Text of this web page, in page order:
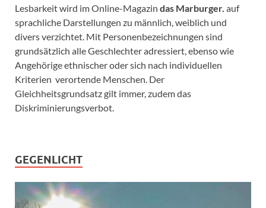
Lesbarkeit wird im Online-Magazin das Marburger. auf
sprachliche Darstellungen zu männlich, weiblich und
divers verzichtet. Mit Personenbezeichnungen sind
grundsätzlich alle Geschlechter adressiert, ebenso wie
Angehörige ethnischer oder sich nach individuellen
Kriterien verortende Menschen. Der
Gleichheitsgrundsatz gilt immer, zudem das
Diskriminierungsverbot.
GEGENLICHT